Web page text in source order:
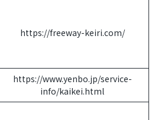
https://freeway-keiri.com/
https://www.yenbo.jp/service-
info/kaikei.html